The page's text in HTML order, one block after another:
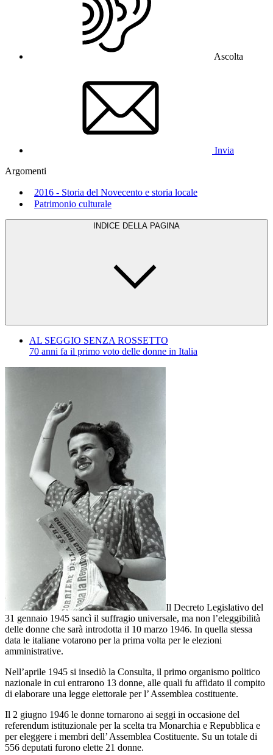
Ascolta
Invia
Argomenti
2016 - Storia del Novecento e storia locale
Patrimonio culturale
INDICE DELLA PAGINA
AL SEGGIO SENZA ROSSETTO
70 anni fa il primo voto delle donne in Italia
Il Decreto Legislativo del
31 gennaio 1945 sancì il suffragio universale, ma non l’eleggibilità
delle donne che sarà introdotta il 10 marzo 1946. In quella stessa
data le italiane votarono per la prima volta per le elezioni
amministrative.
Nell’aprile 1945 si insediò la Consulta, il primo organismo politico
nazionale in cui entrarono 13 donne, alle quali fu affidato il compito
di elaborare una legge elettorale per l’ Assemblea costituente.
Il 2 giugno 1946 le donne tornarono ai seggi in occasione del
referendum istituzionale per la scelta tra Monarchia e Repubblica e
per eleggere i membri dell’ Assemblea Costituente. Su un totale di
556 deputati furono elette 21 donne.